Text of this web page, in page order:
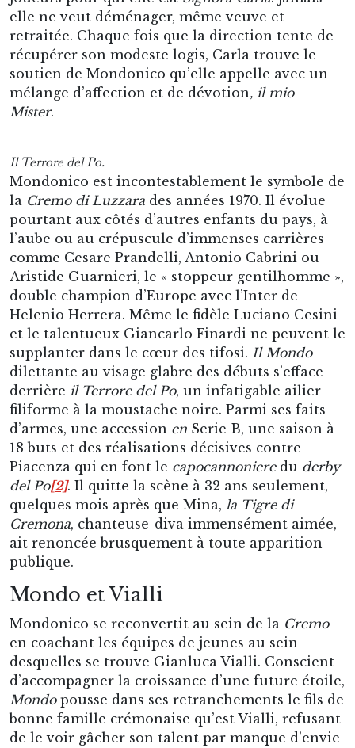
elle ne veut déménager, même veuve et
retraitée. Chaque fois que la direction tente de
récupérer son modeste logis, Carla trouve le
soutien de Mondonico qu’elle appelle avec un
mélange d’affection et de dévotion, il mio
Mister.
Il Terrore del Po.
Mondonico est incontestablement le symbole de
la Cremo di Luzzara des années 1970. Il évolue
pourtant aux côtés d’autres enfants du pays, à
l’aube ou au crépuscule d’immenses carrières
comme Cesare Prandelli, Antonio Cabrini ou
Aristide Guarnieri, le « stoppeur gentilhomme »,
double champion d’Europe avec l’Inter de
Helenio Herrera. Même le fidèle Luciano Cesini
et le talentueux Giancarlo Finardi ne peuvent le
supplanter dans le cœur des tifosi. Il Mondo
dilettante au visage glabre des débuts s’efface
derrière il Terrore del Po, un infatigable ailier
filiforme à la moustache noire. Parmi ses faits
d’armes, une accession en Serie B, une saison à
18 buts et des réalisations décisives contre
Piacenza qui en font le capocannoniere du derby
del Po[2]. Il quitte la scène à 32 ans seulement,
quelques mois après que Mina, la Tigre di
Cremona, chanteuse-diva immensément aimée,
ait renoncée brusquement à toute apparition
publique.
Mondo et Vialli
Mondonico se reconvertit au sein de la Cremo
en coachant les équipes de jeunes au sein
desquelles se trouve Gianluca Vialli. Conscient
d’accompagner la croissance d’une future étoile,
Mondopousse dans ses retranchements le fils de
bonne famille crémonaise qu’est Vialli, refusant
de le voir gâcher son talent par manque d’envie